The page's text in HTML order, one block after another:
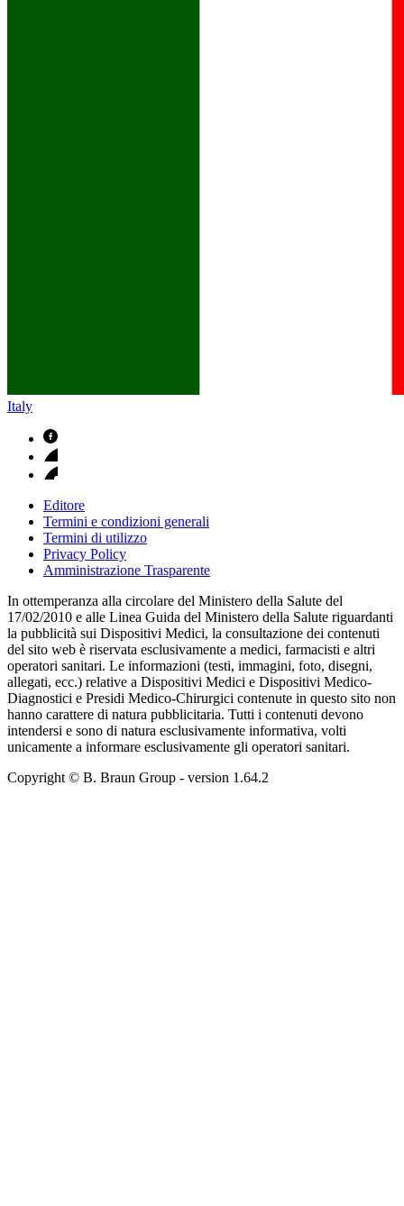
Italy
Editore
Termini e condizioni generali
Termini di utilizzo
Privacy Policy
Amministrazione Trasparente
In ottemperanza alla circolare del Ministero della Salute del
17/02/2010 e alle Linea Guida del Ministero della Salute riguardanti
la pubblicità sui Dispositivi Medici, la consultazione dei contenuti
del sito web è riservata esclusivamente a medici, farmacisti e altri
operatori sanitari. Le informazioni (testi, immagini, foto, disegni,
allegati, ecc.) relative a Dispositivi Medici e Dispositivi Medico-
Diagnostici e Presidi Medico-Chirurgici contenute in questo sito non
hanno carattere di natura pubblicitaria. Tutti i contenuti devono
intendersi e sono di natura esclusivamente informativa, volti
unicamente a informare esclusivamente gli operatori sanitari.
Copyright © B. Braun Group - version 1.64.2